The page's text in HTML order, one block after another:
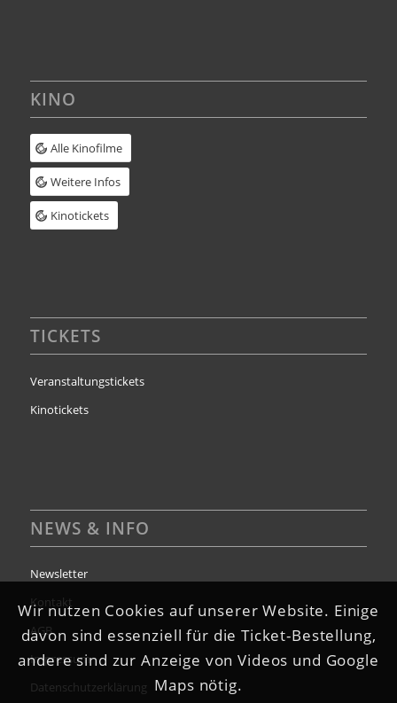
KINO
Alle Kinofilme
Weitere Infos
Kinotickets
TICKETS
Veranstaltungstickets
Kinotickets
NEWS & INFO
Newsletter
Kontakt
AGB
Impressum
Datenschutzerklärung
Wir nutzen Cookies auf unserer Website. Einige
davon sind essenziell für die Ticket-Bestellung,
andere sind zur Anzeige von Videos und Google
Maps nötig.